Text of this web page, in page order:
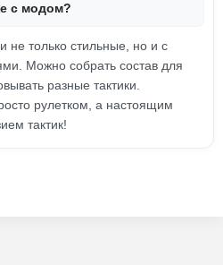
с модом?
не только стильные, но и с
Можно собрать состав для
разные тактики.
рулетком, а настоящим
тактик!